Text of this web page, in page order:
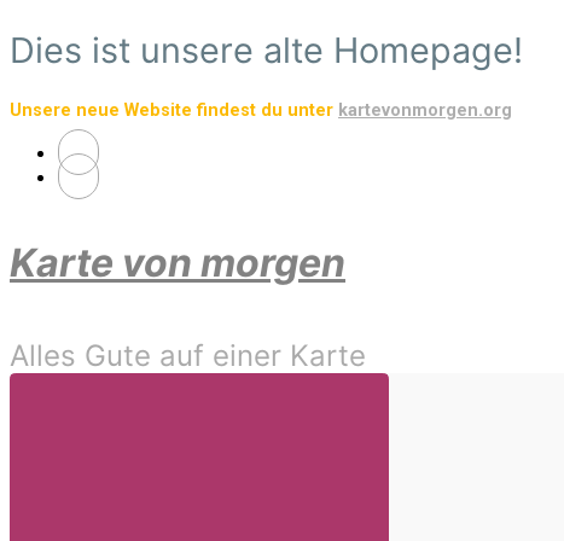
Zum
Hauptinhalt
Dies ist unsere alte Homepage!
Unsere neue Website findest du unter kartevonmorgen.org
Karte von morgen
Alles Gute auf einer Karte